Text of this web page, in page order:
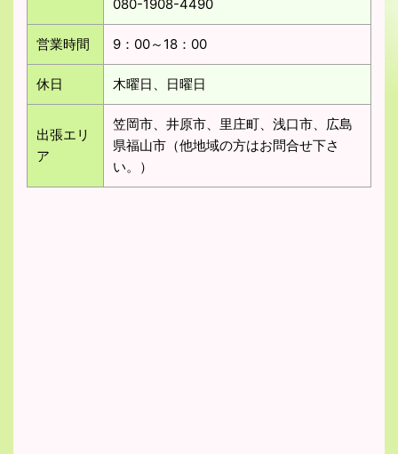
080-1908-4490
営業時間 9：00～18：00
休日 木曜日、日曜日
出張エリ
ア
笠岡市、井原市、里庄町、浅口市、広島
県福山市（他地域の方はお問合せ下さ
い。）